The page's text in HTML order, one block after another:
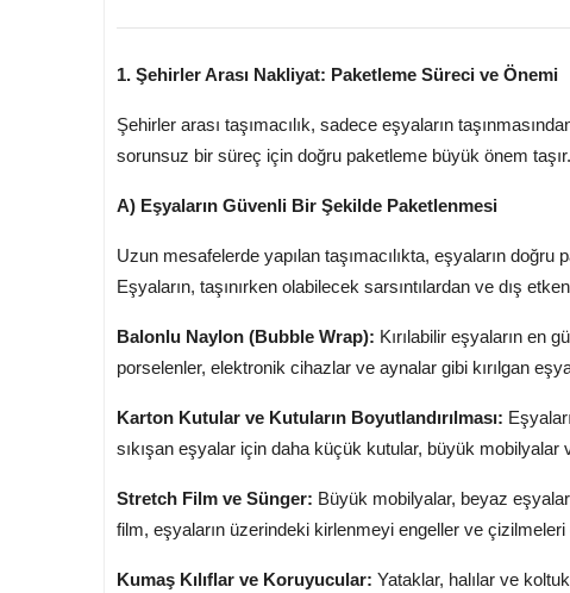
1. Şehirler Arası Nakliyat: Paketleme Süreci ve Önemi
Şehirler arası taşımacılık, sadece eşyaların
sorunsuz bir süreç için doğru paketleme büyük önem taşır.
A) Eşyaların Güvenli Bir Şekilde Paketlenmesi
Uzun mesafelerde yapılan taşımacılıkta, eşyaların doğru
Eşyaların, taşınırken olabilecek sarsıntılardan ve dış
Balonlu Naylon (Bubble Wrap): Kırılabilir eşyaların en
porselenler, elektronik cihazlar ve aynalar gibi kırılgan
Karton Kutular ve Kutuların Boyutlandırılması:
sıkışan eşyalar için daha küçük kutular, büyük
Stretch Film ve Sünger: Büyük mobilyalar, beyaz
film, eşyaların üzerindeki kirlenmeyi engeller ve çizilmeleri
Kumaş Kılıflar ve Koruyucular: Yataklar, halılar ve